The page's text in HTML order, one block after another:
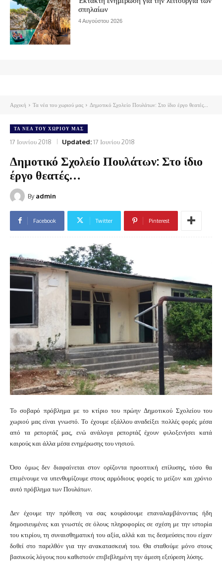
σπηλαίων
4 Αυγούστου 2026